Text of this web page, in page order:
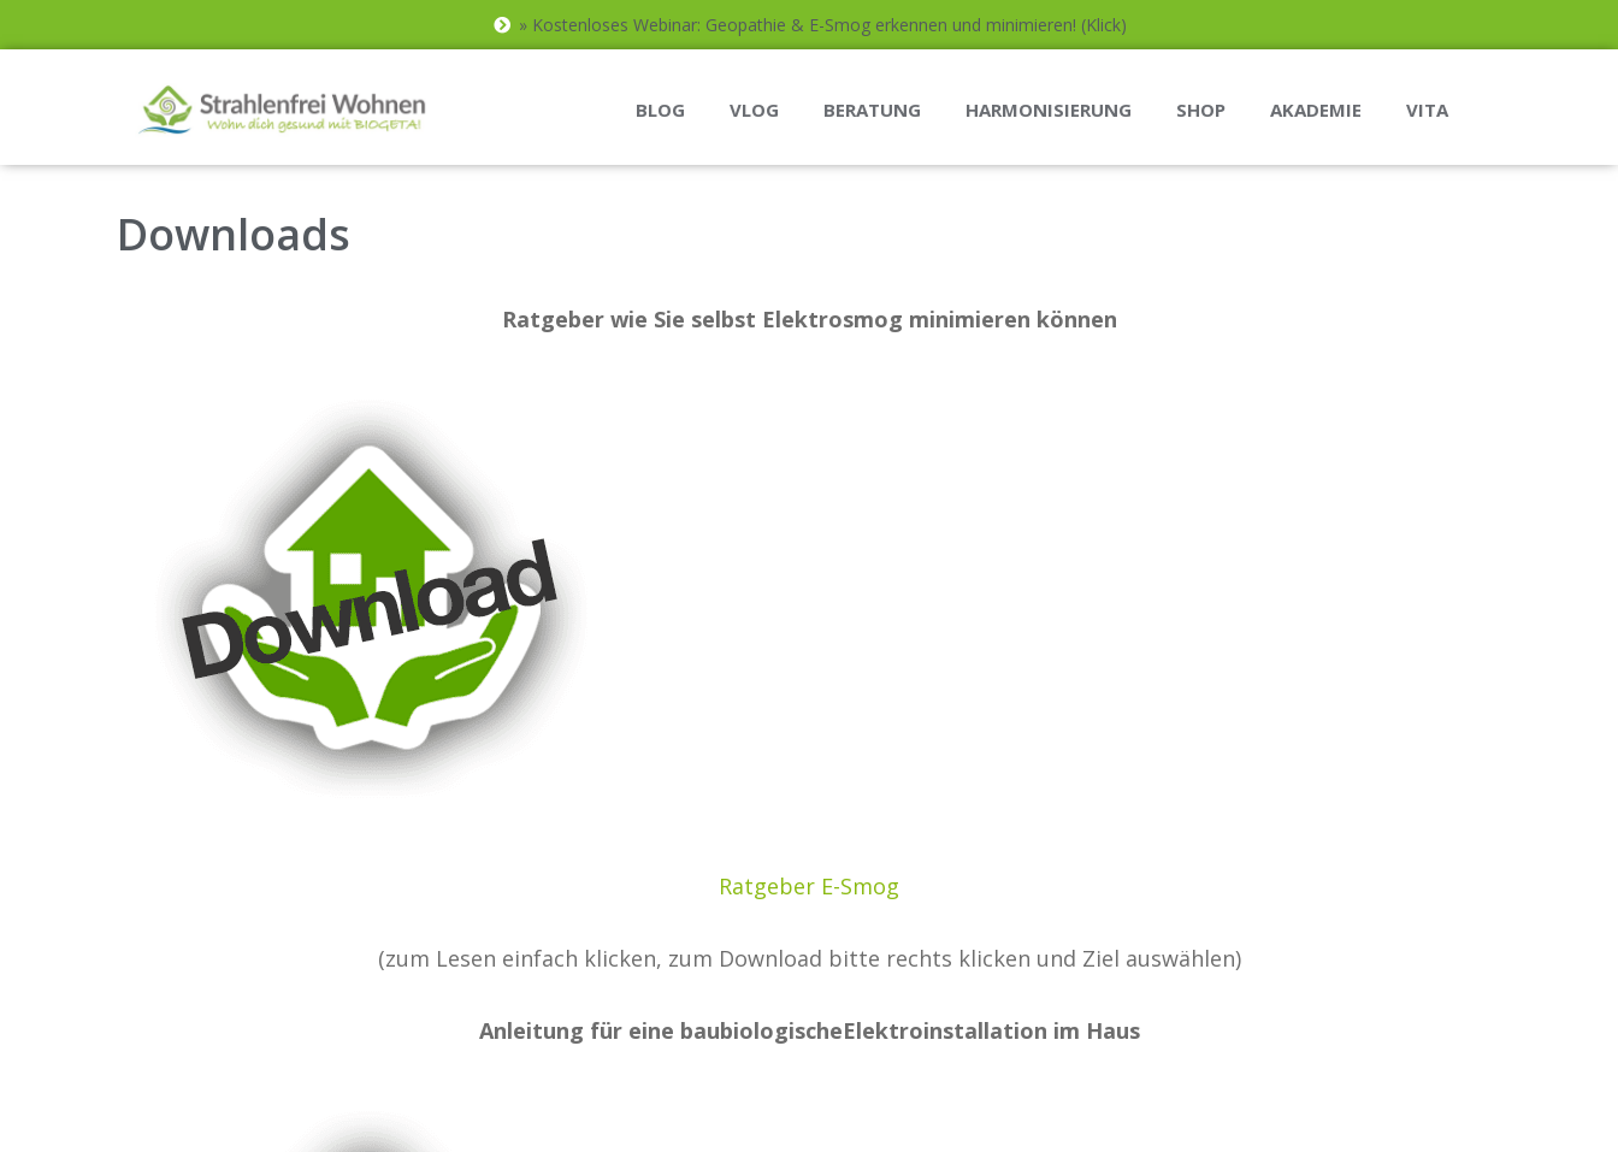
» Kostenloses Webinar: Geopathie & E-Smog erkennen und minimieren! (Klick)
BLOG VLOG BERATUNG HARMONISIERUNG SHOP AKADEMIE VITA
Downloads
Ratgeber wie Sie selbst Elektrosmog minimieren können
Ratgeber E-Smog
(zum Lesen einfach klicken, zum Download bitte rechts klicken und Ziel auswählen)
Anleitung für eine baubiologischeElektroinstallation im Haus